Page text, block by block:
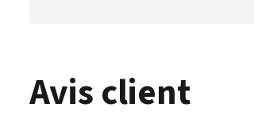
Avis client